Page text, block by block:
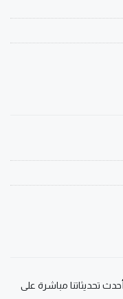
تحديثاتنا مباشرة على